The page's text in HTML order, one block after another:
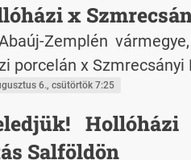
x
Zemplén
porcelán x Szmrecsányi
6., csütörtök 7:25
Salföldön